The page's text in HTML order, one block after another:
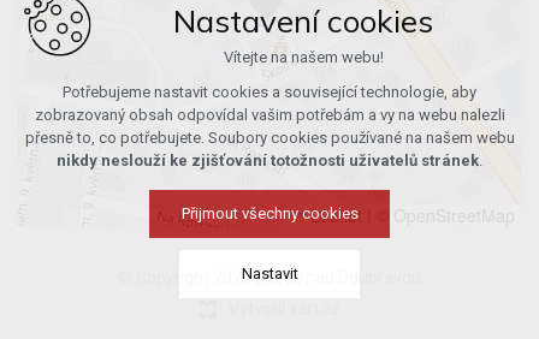
Leaflet
© Copyright 2026 Ždírec nad Doubravou
Nastavení cookies
Vítejte na našem webu!
Potřebujeme nastavit cookies a související technologie, aby
zobrazovaný obsah odpovídal vašim potřebám a vy na webu nalezli
přesně to, co potřebujete. Soubory cookies používané na našem webu
nikdy neslouží ke zjišťování totožnosti uživatelů stránek.
Přijmout všechny cookies
Nastavit